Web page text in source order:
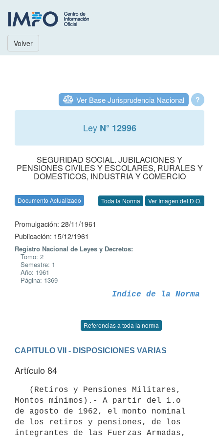
Volver
?
Ver Base Jurisprudencia Nacional
Ley N° 12996
SEGURIDAD SOCIAL. JUBILACIONES Y
PENSIONES CIVILES Y ESCOLARES, RURALES Y
DOMESTICOS, INDUSTRIA Y COMERCIO
Documento Actualizado Toda la Norma Ver Imagen del D.O.
Promulgación: 28/11/1961
Publicación: 15/12/1961
Registro Nacional de Leyes y Decretos:
Tomo: 2
Semestre: 1
Año: 1961
Página: 1369
Indice de la Norma
Referencias a toda la norma
CAPITULO VII - DISPOSICIONES VARIAS
Artículo 84
Montos mínimos).- A partir del 1.o
de agosto de 1962, el monto nominal
de los retiros y pensiones, de los
integrantes de las Fuerzas Armadas,